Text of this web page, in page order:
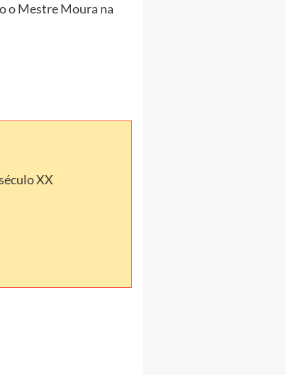
o Mestre Moura na
XX